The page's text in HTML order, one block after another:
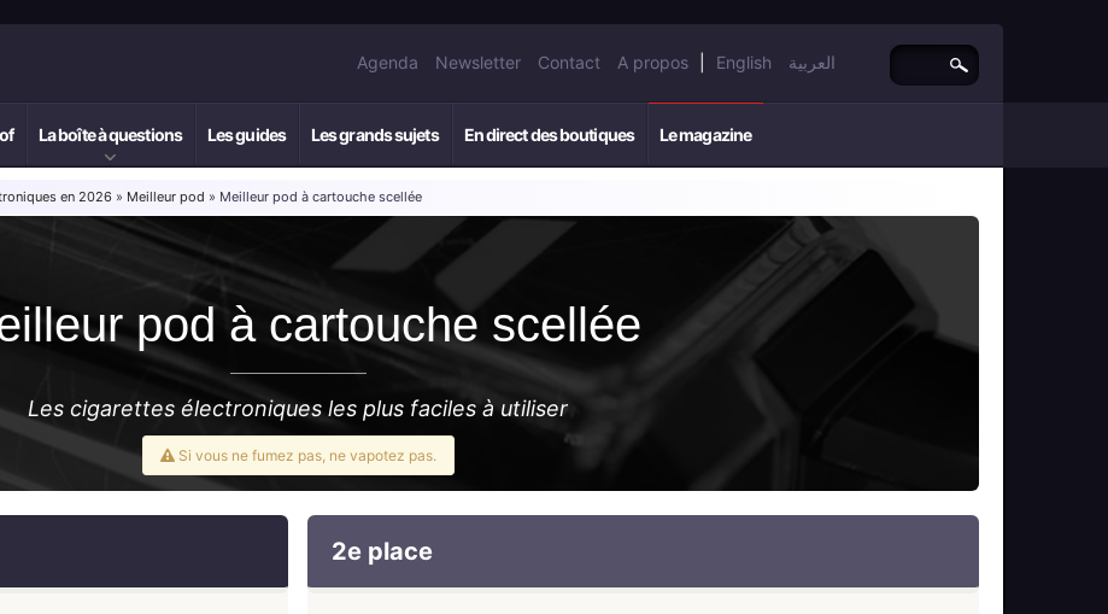
Agenda Newsletter Contact A propos English العربية
La boîte à questions Les guides Les grands sujets En direct des boutiques Le magazine
en 2026 » Meilleur pod » Meilleur pod à cartouche scellée
pod à cartouche scellée
Les cigarettes électroniques les plus faciles à utiliser
Si vous ne fumez pas, ne vapotez pas.
2e place